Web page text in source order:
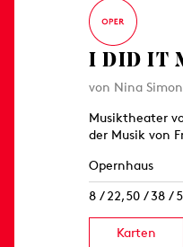
I DID IT
von Nina
Musiktheater
der Musik von
Opernhaus
8 / 22,50 / 38 /
Karten